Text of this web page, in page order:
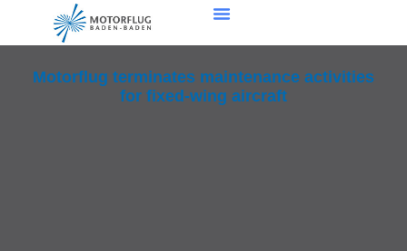
Motorflug terminates maintenance activities
for fixed-wing aircraft